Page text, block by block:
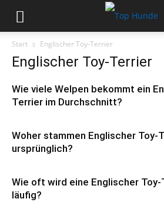
Start Englischer Toy-Terrier
Englischer Toy-Terrier
Wie viele Welpen bekommt ein
Terrier im Durchschnitt?
Woher stammen Englischer Toy-
ursprünglich?
Wie oft wird eine Englischer
läufig?